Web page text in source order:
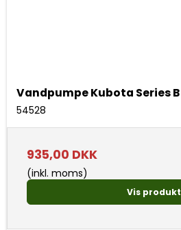
Vandpumpe Kubota Series B
54528
935,00 DKK
(inkl. moms)
Vis produkt